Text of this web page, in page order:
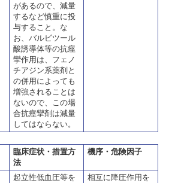
があるので、減量
するなど慎重に投
与すること。な
お、バルビツール
酸誘導体等の抗痙
攣作用は、フェノ
チアジン系薬剤と
の併用によっても
増強されることは
ないので、この場
合抗痙攣剤は減量
してはならない。
臨床症状・措置方
法
機序・危険因子
起立性低血圧等を
相互に降圧作用を